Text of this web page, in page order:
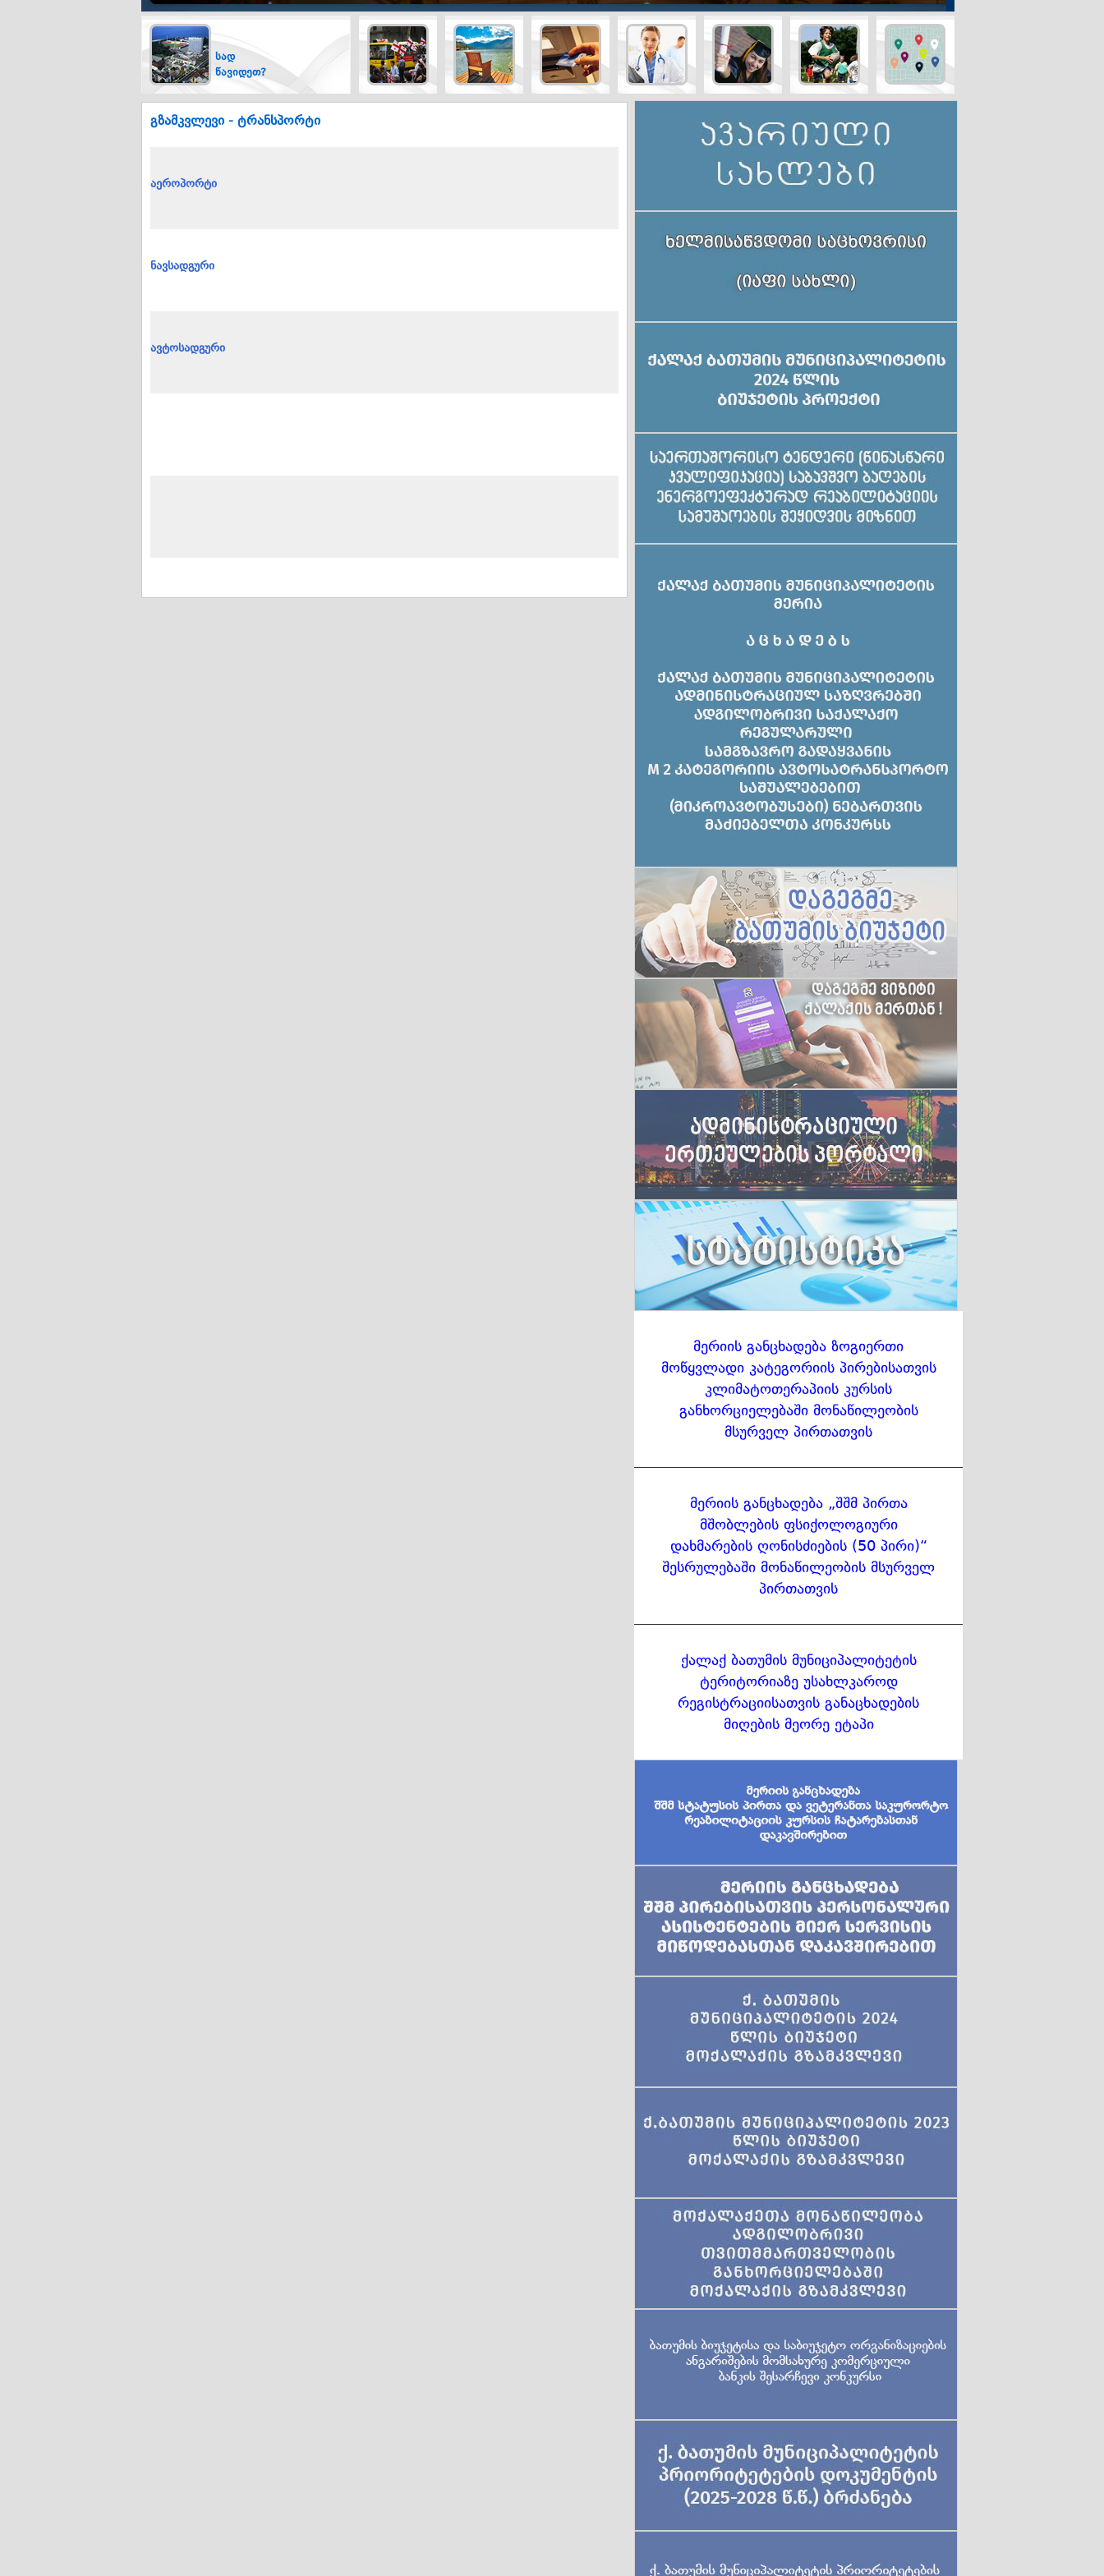
სად
წავიდეთ?
ტრანსპორტი
ტურისტული
სააგენტოები
ბანკები
სამედიცინო
მომსახურება
განათლება სპორტი
გზამკვლევი - ტრანსპორტი
აეროპორტი
ნავსადგური
ავტოსადგური
მერიის განცხადება ზოგიერთი
მოწყვლადი კატეგორიის პირებისათვის
კლიმატოთერაპიის კურსის
განხორციელებაში მონაწილეობის
მსურველ პირთათვის
მერიის განცხადება „შშმ პირთა
მშობლების ფსიქოლოგიური
დახმარების ღონისძიების (50 პირი)“
შესრულებაში მონაწილეობის მსურველ
პირთათვის
ქალაქ ბათუმის მუნიციპალიტეტის
ტერიტორიაზე უსახლკაროდ
რეგისტრაციისათვის განაცხადების
მიღების მეორე ეტაპი